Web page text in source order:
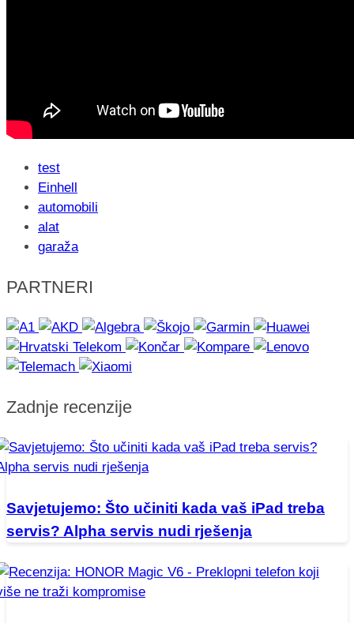
test
Einhell
automobili
alat
garaža
PARTNERI
Zadnje recenzije
Savjetujemo: Što učiniti kada vaš iPad treba
servis? Alpha servis nudi rješenja